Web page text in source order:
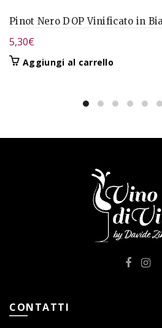
Pinot Nero DOP Vinificato in
5,30€
Aggiungi al carrello
CONTATTI